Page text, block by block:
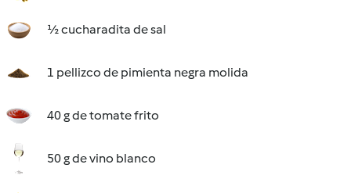
½ cucharadita de sal
1 pellizco de pimienta negra molida
40 g de tomate frito
50 g de vino blanco